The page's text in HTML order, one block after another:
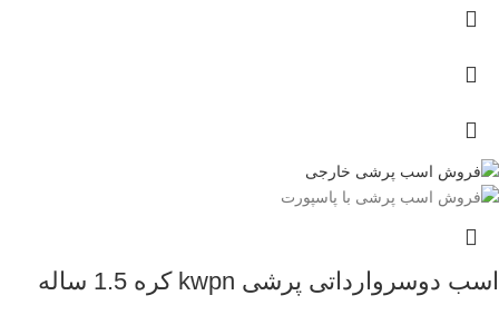
اسب دوسروارداتی پرشی kwpn کره 1.5 ساله